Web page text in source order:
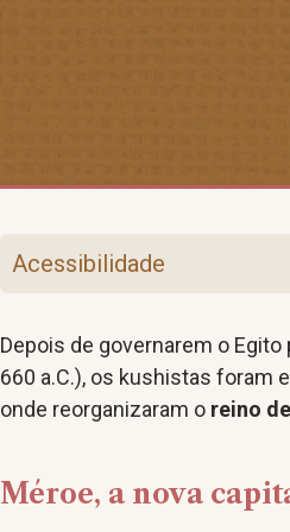
Acessibilidade
Depois de governarem o
660 a.C.), os kushistas foram
onde reorganizaram o reino
Méroe, a nova